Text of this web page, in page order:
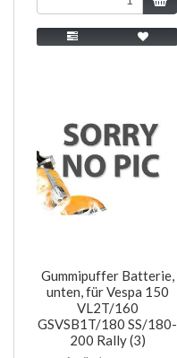
Gummipuffer Batterie,
unten, für Vespa 150
VL2T/160
GSVSB1T/180 SS/180-
200 Rally (3)